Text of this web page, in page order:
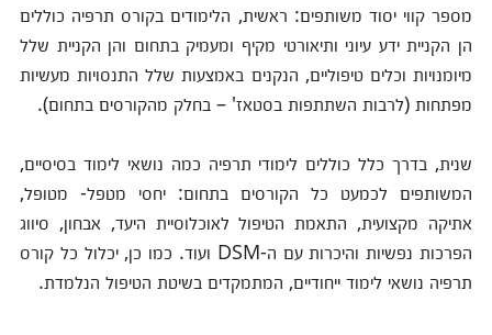
מספר קווי יסוד משותפים: ראשית, הלימודים בקורס תרפיה כוללים
הן הקניית ידע עיוני ותיאורטי מקיף ומעמיק בתחום והן הקניית שלל
מיומנויות וכלים טיפוליים, הנקנים באמצעות שלל התנסויות מעשיות
מפתחות (לרבות השתתפות בסטאז' – בחלק מהקורסים בתחום).
שנית, בדרך כלל כוללים לימודי תרפיה כמה נושאי לימוד בסיסיים,
המשותפים לכמעט כל הקורסים בתחום: יחסי מטפל- מטופל,
אתיקה מקצועית, התאמת הטיפול לאוכלוסיית היעד, אבחון, סיווג
הפרכות נפשיות והיכרות עם ה-DSM ועוד. כמו כן, יכלול כל קורס
תרפיה נושאי לימוד ייחודיים, המתמקדים בשיטת הטיפול הנלמדת.